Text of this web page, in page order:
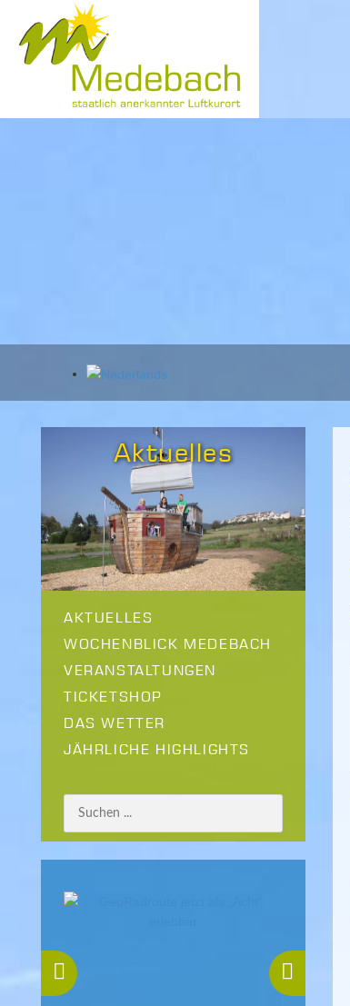
Aktuelles
AKTUELLES
WOCHENBLICK MEDEBACH
VERANSTALTUNGEN
TICKETSHOP
DAS WETTER
JÄHRLICHE HIGHLIGHTS